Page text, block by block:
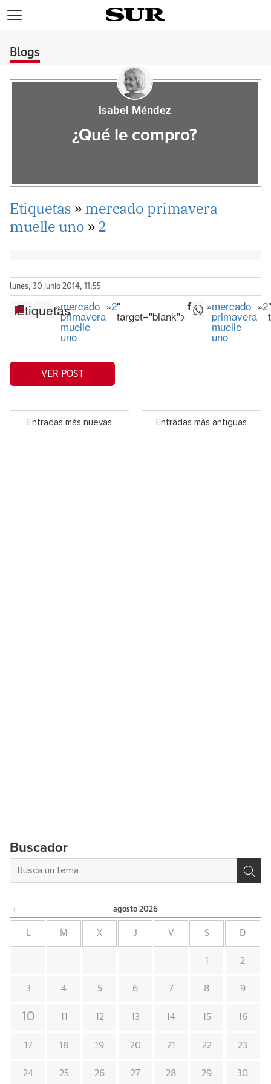
Blogs
Isabel Méndez
¿Qué le compro?
Etiquetas »mercado primavera
muelle uno »2
lunes, 30 junio 2014, 11:55
Etiquetas
»mercado
primavera
muelle
uno
»2"
target="blank">
»mercado
primavera
muelle
uno
»2"
VER POST
Entradas más nuevas Entradas más antiguas
Buscador
agosto 2026
L M X J V S D
1 2
3 4 5 6 7 8 9
10 11 12 13 14 15 16
17 18 19 20 21 22 23
24 25 26 27 28 29 30